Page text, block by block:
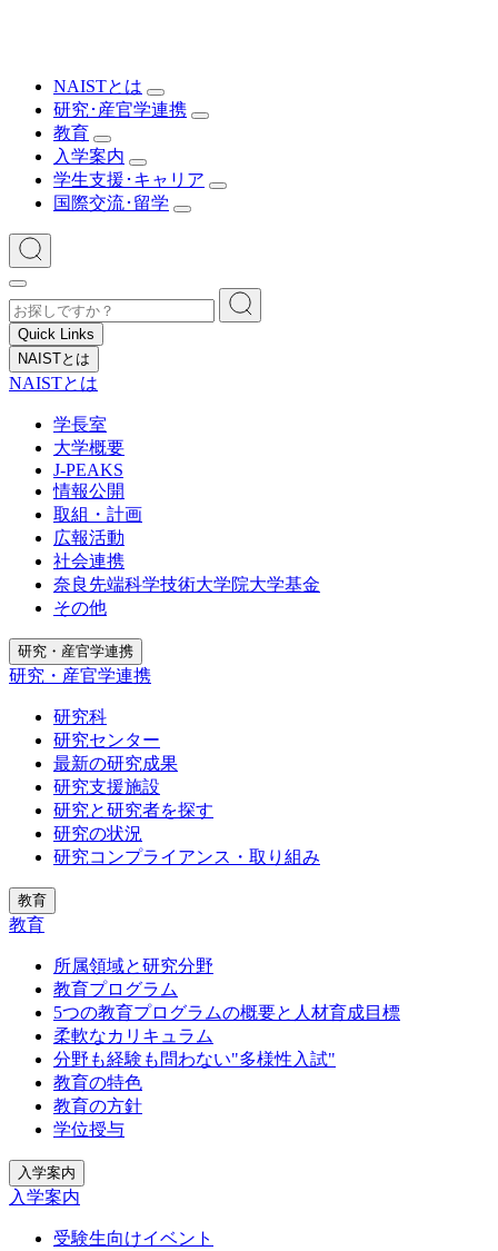
NAISTとは
研究･産官学連携
教育
入学案内
学生支援･キャリア
国際交流･留学
Quick Links
NAISTとは
NAISTとは
学長室
大学概要
J-PEAKS
情報公開
取組・計画
広報活動
社会連携
奈良先端科学技術大学院大学基金
その他
研究・産官学連携
研究・産官学連携
研究科
研究センター
最新の研究成果
研究支援施設
研究と研究者を探す
研究の状況
研究コンプライアンス・取り組み
教育
教育
所属領域と研究分野
教育プログラム
5つの教育プログラムの概要と人材育成目標
柔軟なカリキュラム
分野も経験も問わない"多様性入試"
教育の特色
教育の方針
学位授与
入学案内
入学案内
受験生向けイベント